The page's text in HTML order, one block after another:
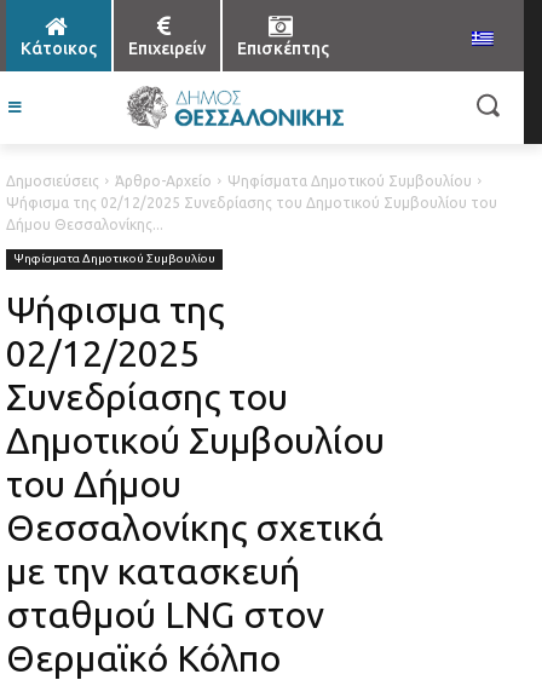
Κάτοικος Επιχειρείν Επισκέπτης
Δημοσιεύσεις Άρθρο-Αρχείο
Ψηφίσματα Δημοτικού Συμβουλίου
Ψήφισμα της 02/12/2025 Συνεδρίασης του Δημοτικού Συμβουλίου του
Δήμου Θεσσαλονίκης...
Ψηφίσματα Δημοτικού Συμβουλίου
Ψήφισμα της
02/12/2025
Συνεδρίασης του
Δημοτικού Συμβουλίου
του Δήμου
Θεσσαλονίκης σχετικά
με την κατασκευή
σταθμού LNG στον
Θερμαϊκό Κόλπο